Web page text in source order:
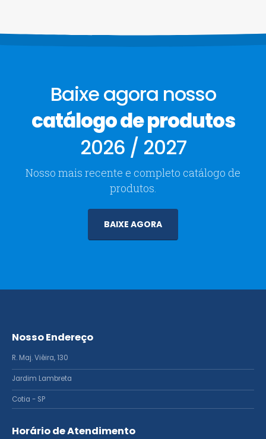
Baixe agora nosso
catálogo de produtos
2026 / 2027
Nosso mais recente e completo catálogo de
produtos.
BAIXE AGORA
Nosso Endereço
R. Maj. Viêira, 130
Jardim Lambreta
Cotia - SP
Horário de Atendimento